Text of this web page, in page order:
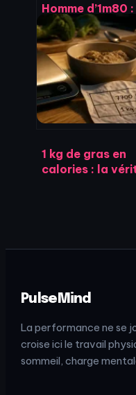
Homme d’1m80 :
Pourquoi 82 kg
est le poids de
forme idéal pour
votre
performance
1 kg de gras en
calories : la
PulseMind
La performance ne se
croise ici le travail
sommeil, charge